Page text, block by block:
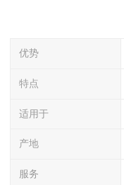
优势
特点
适用于
产地
服务